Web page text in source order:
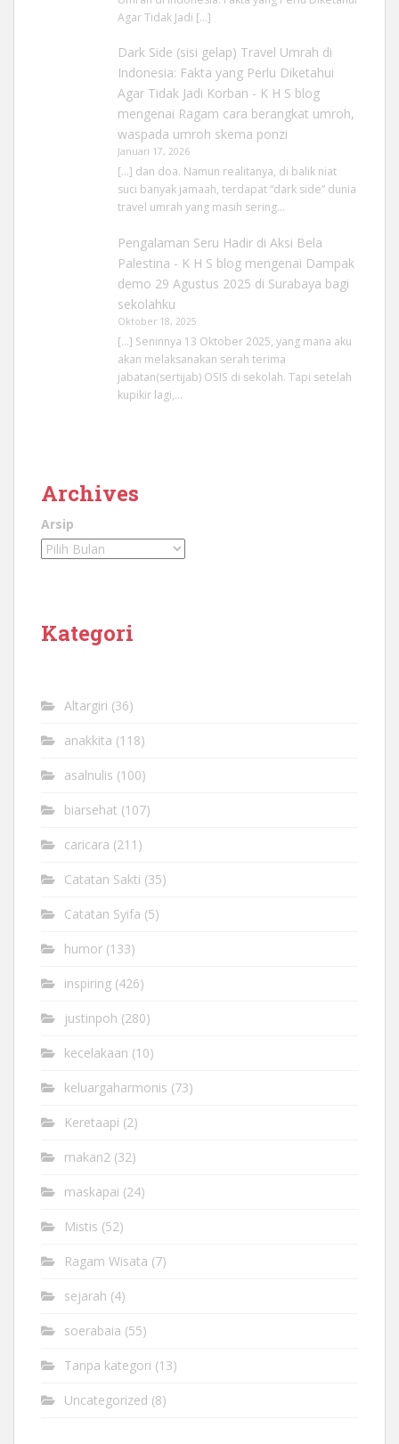
Agar Tidak Jadi […]
Dark Side (sisi gelap) Travel Umrah di
Indonesia: Fakta yang Perlu Diketahui
Agar Tidak Jadi Korban - K H S blog
mengenai Ragam cara berangkat umroh,
waspada umroh skema ponzi
Januari 17, 2026
[…] dan doa. Namun realitanya, di balik niat
suci banyak jamaah, terdapat “dark side” dunia
travel umrah yang masih sering…
Pengalaman Seru Hadir di Aksi Bela
Palestina - K H S blogmengenai Dampak
demo 29 Agustus 2025 di Surabaya bagi
sekolahku
Oktober 18, 2025
[…] Seninnya 13 Oktober 2025, yang mana aku
akan melaksanakan serah terima
jabatan(sertijab) OSIS di sekolah. Tapi setelah
kupikir lagi,…
Archives
Arsip
Kategori
Altargiri (36)
anakkita (118)
asalnulis (100)
biarsehat (107)
caricara (211)
Catatan Sakti (35)
Catatan Syifa (5)
humor (133)
inspiring (426)
justinpoh (280)
kecelakaan (10)
keluargaharmonis (73)
Keretaapi (2)
makan2 (32)
maskapai (24)
Mistis (52)
Ragam Wisata (7)
sejarah (4)
soerabaia (55)
Tanpa kategori (13)
Uncategorized (8)